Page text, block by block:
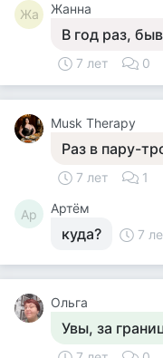
Жа Жанна
В год раз,
7 лет 0
Musk Therapy
Раз в пару-
7 лет 1
Ар Артём
куда? 7
Ольга
Увы, за